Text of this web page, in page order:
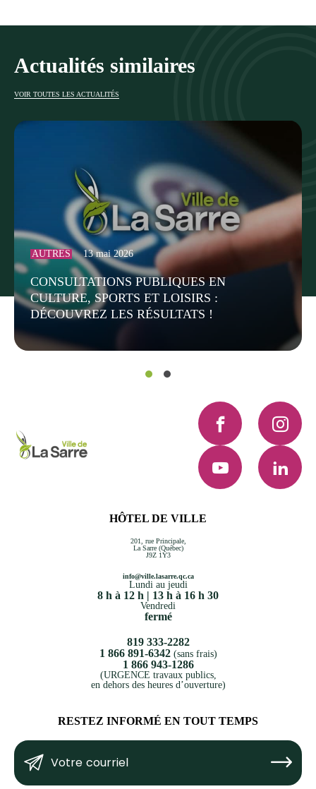
Actualités similaires
VOIR TOUTES LES ACTUALITÉS
AUTRES 13 mai 2026
CONSULTATIONS PUBLIQUES EN
CULTURE, SPORTS ET LOISIRS :
DÉCOUVREZ LES RÉSULTATS !
HÔTEL DE VILLE
201, rue Principale,
La Sarre (Québec)
J9Z 1Y3
info@ville.lasarre.qc.ca
Lundi au jeudi
8 h à 12 h | 13 h à 16 h 30
Vendredi
fermé
819 333-2282
1 866 891-6342(sans frais)
1 866 943-1286
(URGENCE travaux publics,
en dehors des heures d’ouverture)
RESTEZ INFORMÉ EN TOUT TEMPS
Votre
courriel
(Nécessaire)
Submit
Facebook
YouTube